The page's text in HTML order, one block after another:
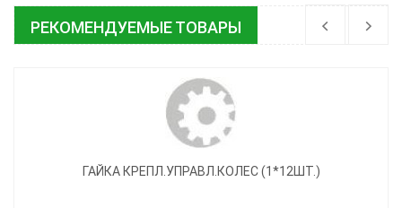
РЕКОМЕНДУЕМЫЕ ТОВАРЫ
ГАЙКА КРЕПЛ.УПРАВЛ.КОЛЕС (1*12ШТ.)